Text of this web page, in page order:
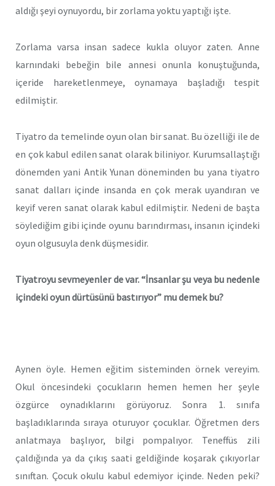
aldığı şeyi oynuyordu, bir zorlama yoktu yaptığı işte.
Zorlama varsa insan sadece kukla oluyor zaten. Anne
karnındaki bebeğin bile annesi onunla konuştuğunda,
içeride hareketlenmeye, oynamaya başladığı tespit
edilmiştir.
Tiyatro da temelinde oyun olan bir sanat. Bu özelliği ile de
en çok kabul edilen sanat olarak biliniyor. Kurumsallaştığı
dönemden yani Antik Yunan döneminden bu yana tiyatro
sanat dalları içinde insanda en çok merak uyandıran ve
keyif veren sanat olarak kabul edilmiştir. Nedeni de başta
söylediğim gibi içinde oyunu barındırması, insanın içindeki
oyun olgusuyla denk düşmesidir.
Tiyatroyu sevmeyenler de var. “İnsanlar şu veya bu nedenle
içindeki oyun dürtüsünü bastırıyor” mu demek bu?
Aynen öyle. Hemen eğitim sisteminden örnek vereyim.
Okul öncesindeki çocukların hemen hemen her şeyle
özgürce oynadıklarını görüyoruz. Sonra 1. sınıfa
başladıklarında sıraya oturuyor çocuklar. Öğretmen ders
anlatmaya başlıyor, bilgi pompalıyor. Teneffüs zili
çaldığında ya da çıkış saati geldiğinde koşarak çıkıyorlar
sınıftan. Çocuk okulu kabul edemiyor içinde. Neden peki?